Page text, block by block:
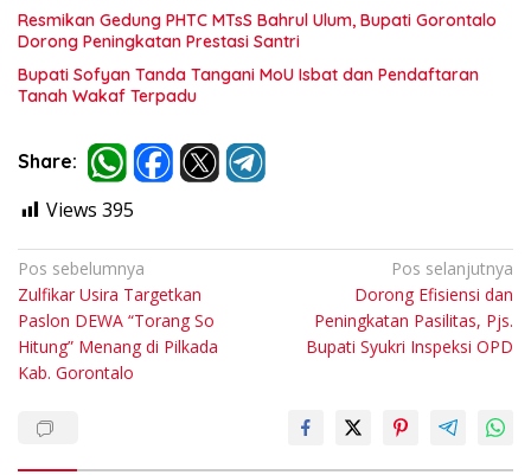
Resmikan Gedung PHTC MTsS Bahrul Ulum, Bupati Gorontalo
Dorong Peningkatan Prestasi Santri
Bupati Sofyan Tanda Tangani MoU Isbat dan Pendaftaran
Tanah Wakaf Terpadu
Share:
Views 395
Navigasi
pos
Pos sebelumnya
Zulfikar Usira Targetkan
Paslon DEWA “Torang So
Hitung” Menang di Pilkada
Kab. Gorontalo
Pos selanjutnya
Dorong Efisiensi dan
Peningkatan Pasilitas, Pjs.
Bupati Syukri Inspeksi OPD